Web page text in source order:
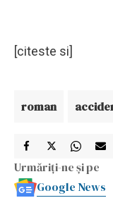
[citeste si]
roman
Urmăriți-ne și pe
Google News